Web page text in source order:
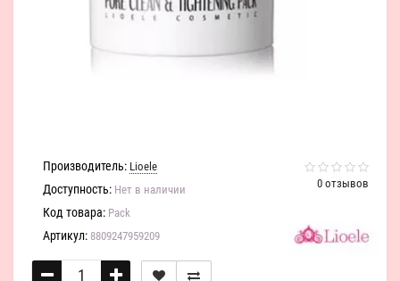
0 отзывов
Производитель: Lioele
Доступность: Нет в наличии
Код товара: Pack
Артикул: 8809247959209